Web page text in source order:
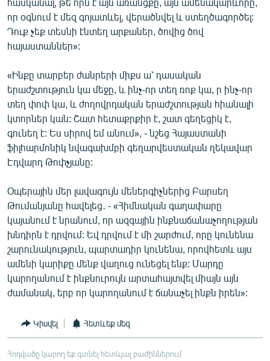
որ օգնում է մեզ գոյատևել, վերածնվել և ստեղծագործել:
Դուք չեք տեսնի էնտեղ արքաներ, ծովից ծով
հայաստաններ»:
«Ինքը տարբեր ժանրերի միքս ա՝ դասական
երաժշտություն կա մեջը, և ինչ-որ տեղ ռոք կա, ր ինչ-որ
տեղ փոփ կա, և ժողովրդական երաժշտության հիանալի
կտորներ կան: Շատ հետաքրքիր է, շատ գեղեցիկ է,
գունեղ է: Ես սիրով եմ անում», - նշեց Հայաստանի
ֆիլհարմոնիկ նվագախմբի գեղարվեստական ղեկավար
Էդվարդ Թոփչյանը:
Օպերային մեր լավագույն մեներգիչներից Բարսեղ
Թումանյանը հավելեց․ - «Հիմնական գաղափարը
կայանում է նրանում, որ ազգային ինքնաճանաչողության
խնդիրն է դրվում: Եվ դրվում է մի շարժում, որը կունենա
շարունակություն, պարտադիր կունենա, որովհետև այս
ամենի կարիքը մենք վաղուց ունեցել ենք: Մարդը
կարողանում է ինքնուրույն արտահայտվել միայն այն
ժամանակ, երբ որ կարողանում է ճանաչել ինքն իրեն»:
Կիսվել Հետևեք մեզ
Հոդվածը կարող եք գտնել հետևյալ բաժիններում